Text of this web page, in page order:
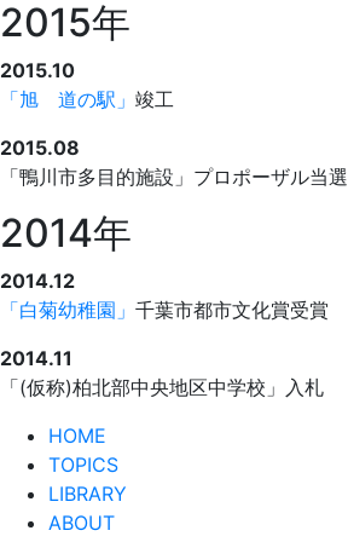
2015年
2015.10
「旭 道の駅」 竣工
2015.08
「鴨川市多目的施設」プロポーザル当選
2014年
2014.12
「白菊幼稚園」 千葉市都市文化賞受賞
2014.11
「(仮称)柏北部中央地区中学校」入札
HOME
TOPICS
LIBRARY
ABOUT